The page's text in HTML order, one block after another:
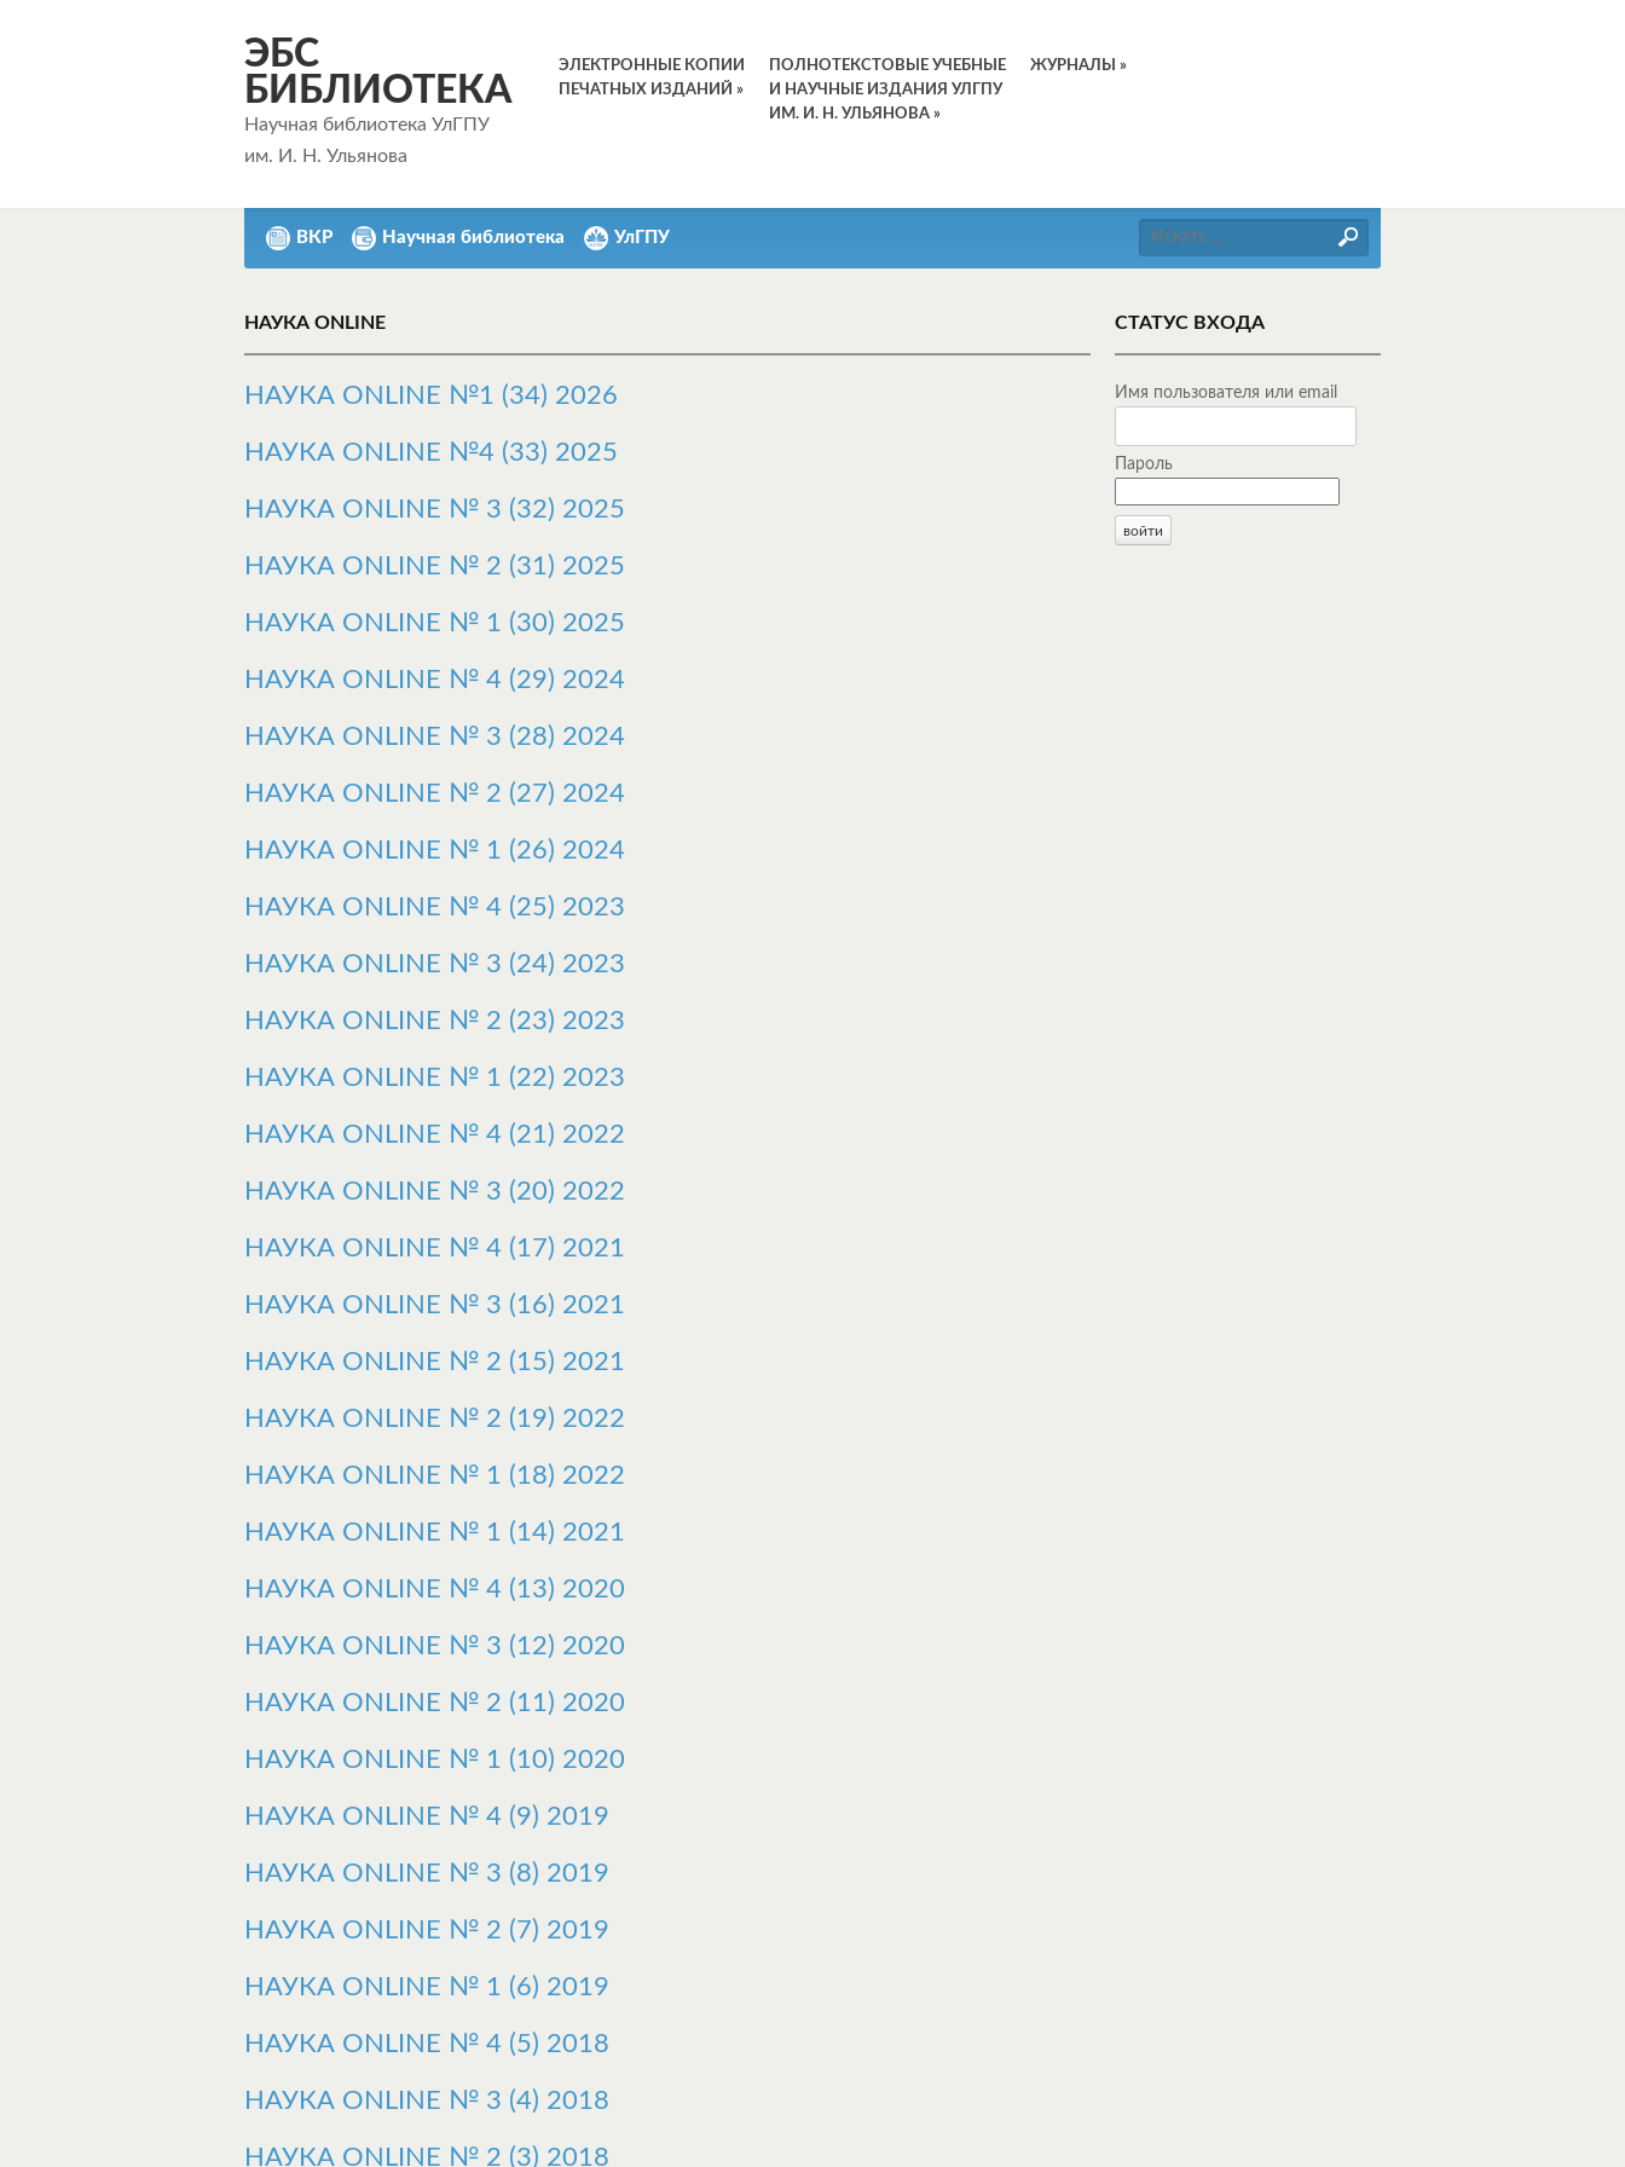
ЭБС
БИБЛИОТЕКА
Научная библиотека УлГПУ
им. И. Н. Ульянова
ЭЛЕКТРОННЫЕ КОПИИ
ПЕЧАТНЫХ ИЗДАНИЙ »
ПОЛНОТЕКСТОВЫЕ УЧЕБНЫЕ
И НАУЧНЫЕ ИЗДАНИЯ УЛГПУ
ИМ. И. Н. УЛЬЯНОВА »
ЖУРНАЛЫ »
ВКР Научная библиотека УлГПУ Искать
НАУКА ONLINE
НАУКА ONLINE №1 (34) 2026
НАУКА ONLINE №4 (33) 2025
НАУКА ONLINE № 3 (32) 2025
НАУКА ONLINE № 2 (31) 2025
НАУКА ONLINE № 1 (30) 2025
НАУКА ONLINE № 4 (29) 2024
НАУКА ONLINE № 3 (28) 2024
НАУКА ONLINE № 2 (27) 2024
НАУКА ONLINE № 1 (26) 2024
НАУКА ONLINE № 4 (25) 2023
НАУКА ONLINE № 3 (24) 2023
НАУКА ONLINE № 2 (23) 2023
НАУКА ONLINE № 1 (22) 2023
НАУКА ONLINE № 4 (21) 2022
НАУКА ONLINE № 3 (20) 2022
НАУКА ONLINE № 4 (17) 2021
НАУКА ONLINE № 3 (16) 2021
НАУКА ONLINE № 2 (15) 2021
НАУКА ONLINE № 2 (19) 2022
НАУКА ONLINE № 1 (18) 2022
НАУКА ONLINE № 1 (14) 2021
НАУКА ONLINE № 4 (13) 2020
НАУКА ONLINE № 3 (12) 2020
НАУКА ONLINE № 2 (11) 2020
НАУКА ONLINE № 1 (10) 2020
НАУКА ONLINE № 4 (9) 2019
НАУКА ONLINE № 3 (8) 2019
НАУКА ONLINE № 2 (7) 2019
НАУКА ONLINE № 1 (6) 2019
НАУКА ONLINE № 4 (5) 2018
НАУКА ONLINE № 3 (4) 2018
НАУКА ONLINE № 2 (3) 2018
СТАТУС ВХОДА
Имя пользователя или email
Пароль